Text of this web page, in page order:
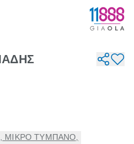
ΜΙΚΡΟ ΤΥΜΠΑΝΟ,